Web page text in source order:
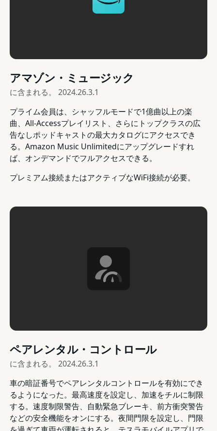
アマゾン・ミュージック
に含まれる。 2024.26.3.1
プライム会員は、シャッフルモードで1億曲以上の楽
曲、All-Accessプレイリスト、さらにトップクラスの広
告なしポッドキャストの最大カタログにアクセスでき
る。Amazon Music Unlimitedにアップグレードすれ
ば、オンデマンドでフルアクセスできる。
プレミアム接続またはアクティブなWiFi接続が必要。
ペアレンタル・コントロール
に含まれる。 2024.26.3.1
車の暗証番号でペアレンタルコントロールを有効にでき
るようになった。最高速度を設定し、加速をチルに制限
する。速度制限警告、自動緊急ブレーキ、前方衝突警告
などの安全機能をオンにする。夜間門限を設定し、門限